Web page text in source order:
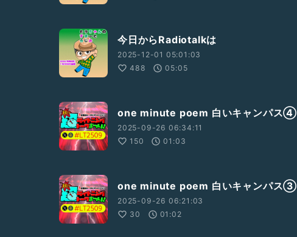
今日からRadiotalkは
2025-12-01 05:01:03
488
05:05
one minute poem 白いキャンパス④
2025-09-26 06:34:11
150
01:03
one minute poem 白いキャンパス③
2025-09-26 06:21:03
30
01:02